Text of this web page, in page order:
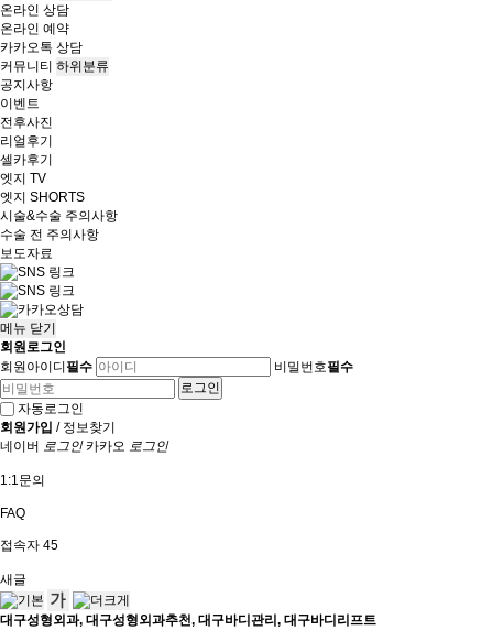
온라인 상담
온라인 예약
카카오톡 상담
커뮤니티 하위분류
공지사항
이벤트
전후사진
리얼후기
셀카후기
엣지 TV
엣지 SHORTS
시술&수술 주의사항
수술 전 주의사항
보도자료
메뉴 닫기
회원로그인
회원아이디 필수 비밀번호필수
자동로그인
회원가입 / 정보찾기
네이버 로그인 카카오 로그인
1:1문의
FAQ
접속자 45
새글
대구성형외과, 대구성형외과추천, 대구바디관리, 대구바디리프트